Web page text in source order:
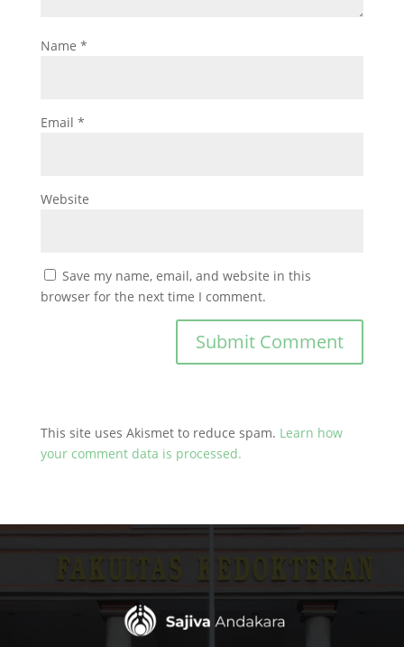
Name *
Email *
Website
Save my name, email, and website in this
browser for the next time I comment.
This site uses Akismet to reduce spam. Learn how
your comment data is processed.